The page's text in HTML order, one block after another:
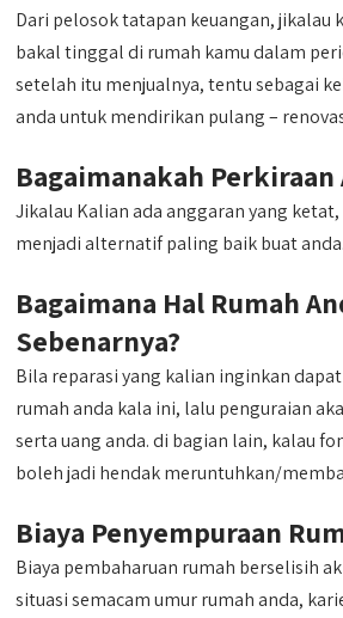
Dari pelosok tatapan keuangan, jikalau
bakal tinggal di rumah kamu dalam
setelah itu menjualnya, tentu sebagai
anda untuk mendirikan pulang –
Bagaimanakah Perkiraan
Jikalau Kalian ada anggaran yang
menjadi alternatif paling baik buat anda.
Bagaimana Hal Rumah
Sebenarnya?
Bila reparasi yang kalian inginkan
rumah anda kala ini, lalu penguraian
serta uang anda. di bagian lain, kalau
boleh jadi hendak meruntuhkan/
Biaya Penyempuraan
Biaya pembaharuan rumah berselisih
situasi semacam umur rumah anda,